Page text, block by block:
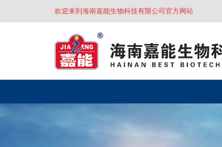
欢迎来到海南嘉能生物科技有限公司官方网站